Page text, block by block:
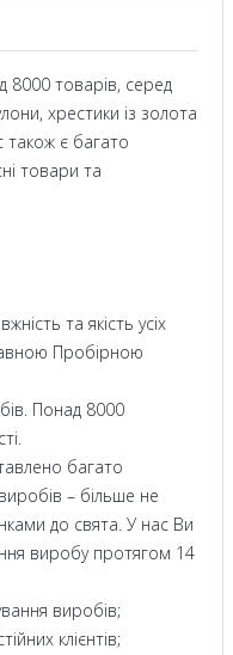
8000 товарів, серед
хрестики із золота
також є багато
товари та
та якість усіх
Пробірною
Понад 8000
багато
– більше не
до свята. У нас Ви
виробу протягом 14
виробів;
клієнтів;